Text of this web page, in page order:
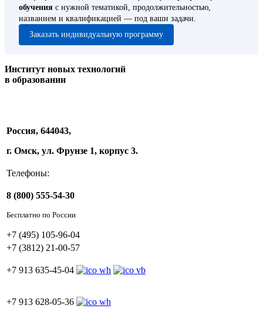
обучения с нужной тематикой, продолжительностью,
названием и квалификацией — под ваши задачи.
Заказать индивидуальную программу
Институт новых технологий
в образовании
Россия, 644043,
г. Омск, ул. Фрунзе 1, корпус 3.
Телефоны:
8 (800) 555-54-30
Бесплатно по России
+7 (495) 105-96-04
+7 (3812) 21-00-57
+7 913 635-45-04
+7 913 628-05-36